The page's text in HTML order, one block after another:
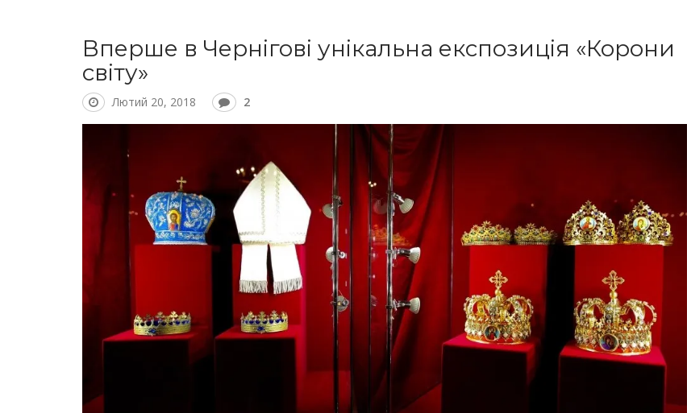
Вперше в Чернігові унікальна експозиція «Корони
світу»
Лютий 20, 2018 2